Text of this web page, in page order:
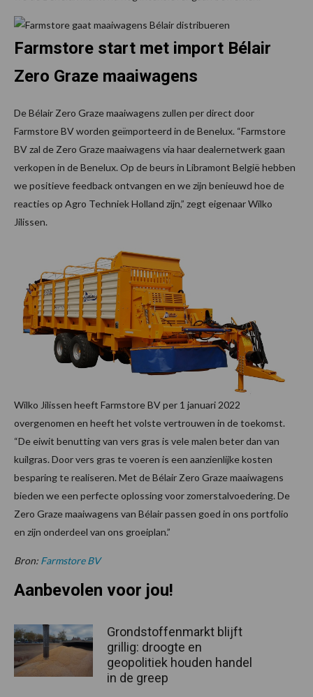
Farmstore start met import Bélair
Zero Graze maaiwagens
De Bélair Zero Graze maaiwagens zullen per direct door
Farmstore BV worden geïmporteerd in de Benelux. “Farmstore
BV zal de Zero Graze maaiwagens via haar dealernetwerk gaan
verkopen in de Benelux. Op de beurs in Libramont België hebben
we positieve feedback ontvangen en we zijn benieuwd hoe de
reacties op Agro Techniek Holland zijn,” zegt eigenaar Wilko
Jilissen.
Wilko Jilissen heeft Farmstore BV per 1 januari 2022
overgenomen en heeft het volste vertrouwen in de toekomst.
“De eiwit benutting van vers gras is vele malen beter dan van
kuilgras. Door vers gras te voeren is een aanzienlijke kosten
besparing te realiseren. Met de Bélair Zero Graze maaiwagens
bieden we een perfecte oplossing voor zomerstalvoedering. De
Zero Graze maaiwagens van Bélair passen goed in ons portfolio
en zijn onderdeel van ons groeiplan.”
Bron: Farmstore BV
Aanbevolen voor jou!
Grondstoffenmarkt blijft
grillig: droogte en
geopolitiek houden handel
in de greep